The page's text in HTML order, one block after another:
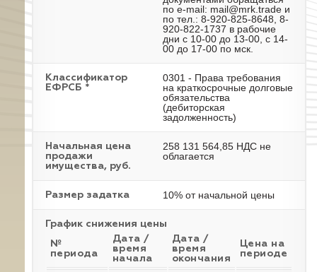
по e-mail: mail@mrk.trade и
по тел.: 8-920-825-8648, 8-
920-822-1737 в рабочие
дни с 10-00 до 13-00, с 14-
00 до 17-00 по мск.
Классификатор
ЕФРСБ *
0301 - Права требования
на краткосрочные долговые
обязательства
(дебиторская
задолженность)
Начальная цена
продажи
имущества, руб.
258 131 564,85 НДС не
облагается
Размер задатка 10% от начальной цены
График снижения цены
№
периода
Дата /
время
начала
Дата /
время
окончания
Цена на
периоде